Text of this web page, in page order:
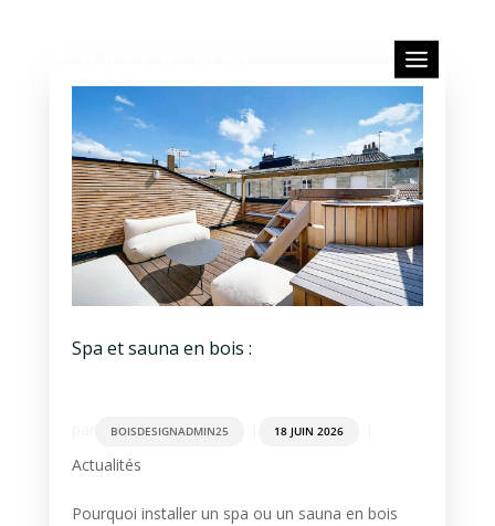
Spa et sauna en bois :
BOISDESIGNADMIN25 18 JUIN 2026
Actualités
Pourquoi installer un spa ou un sauna en bois